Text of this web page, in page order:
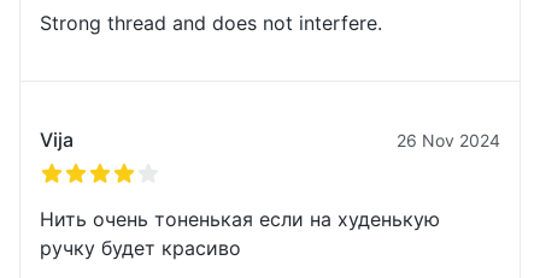
Strong thread and does not interfere.
Vija 26 Nov 2024
Нить очень тоненькая если на худенькую
ручку будет красиво